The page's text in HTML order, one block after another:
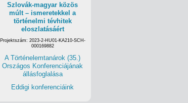
Szlovák-magyar közös
múlt – ismeretekkel a
történelmi tévhitek
eloszlatásáért
Projektszám: 2023-2-HU01-KA210-SCH-
000169882
A Történelemtanárok (35.)
Országos Konferenciájának
állásfoglalása
Eddigi konferenciáink